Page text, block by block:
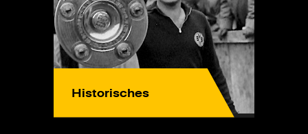
Historisches